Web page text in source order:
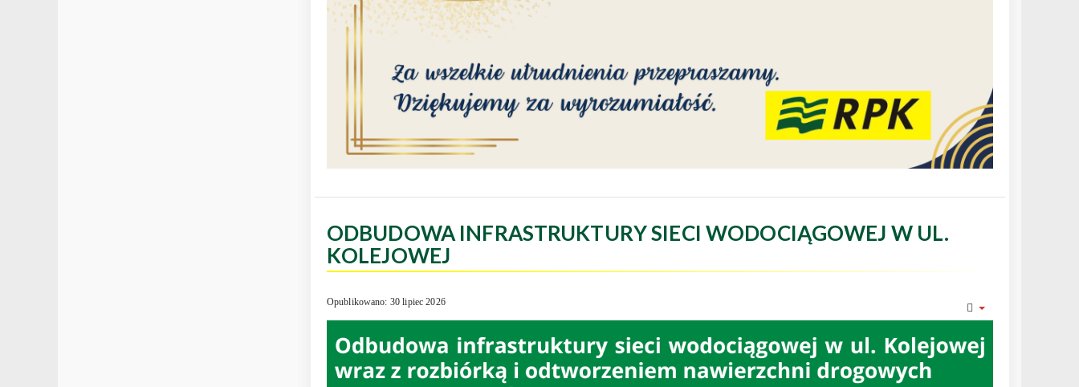
ODBUDOWA INFRASTRUKTURY SIECI WODOCIĄGOWEJ W UL.
KOLEJOWEJ
Opublikowano: 30 lipiec 2026